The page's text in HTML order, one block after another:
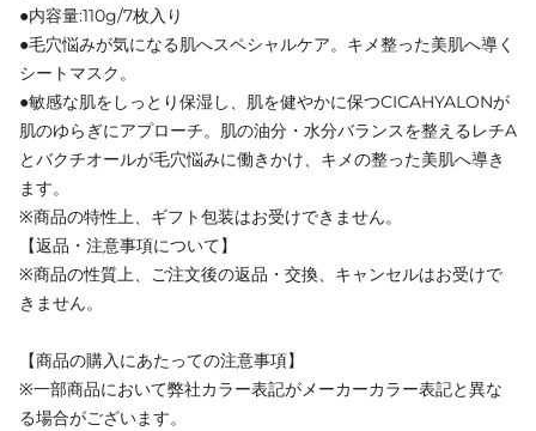
●内容量:110g/7枚入り
●毛穴悩みが気になる肌へスペシャルケア。キメ整った美肌へ導く
シートマスク。
●敏感な肌をしっとり保湿し、肌を健やかに保つCICAHYALONが
肌のゆらぎにアプローチ。肌の油分・水分バランスを整えるレチA
とバクチオールが毛穴悩みに働きかけ、キメの整った美肌へ導き
ます。
※商品の特性上、ギフト包装はお受けできません。
【返品・注意事項について】
※商品の性質上、ご注文後の返品・交換、キャンセルはお受けで
きません。
【商品の購入にあたっての注意事項】
※一部商品において弊社カラー表記がメーカーカラー表記と異な
る場合がございます。